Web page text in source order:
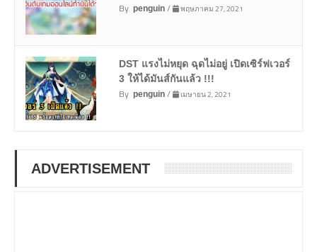
By penguin/ พฤษภาคม 27, 2021
DST แรงไม่หยุด ฉุดไม่อยู่ เปิดเซิร์ฟเวอร์
3 ให้ได้มันส์กันแล้ว !!!
By penguin/ เมษายน 2, 2021
ADVERTISEMENT